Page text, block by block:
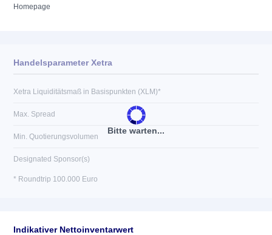
Homepage
Bitte warten...
Handelsparameter Xetra
Xetra Liquiditätsmaß in Basispunkten (XLM)*
Max. Spread
Min. Quotierungsvolumen
Designated Sponsor(s)
* Roundtrip 100.000 Euro
Indikativer Nettoinventarwert